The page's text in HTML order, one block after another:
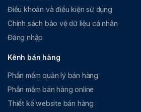
Điều khoản và điều kiện sử dụng
Chính sách bảo vệ dữ liệu cá nhân
Đăng nhập
Kênh bán hàng
Phần mềm quản lý bán hàng
Phần mềm bán hàng online
Thiết kế website bán hàng